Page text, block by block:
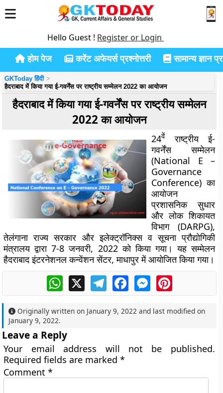
Hello Guest ! Register or Login
होम पेज करेंट अफेयर्स प्रश्नोत्तरी सामान्य ज्ञान
GKToday हिंदी
हैदराबाद में किया गया ई-गवर्नेंस पर राष्ट्रीय सम्मेलन 2022 का आयोजन
हैदराबाद में किया गया ई-गवर्नेंस पर राष्ट्रीय सम्मेलन
2022 का आयोजन
24वेंराष्ट्रीय ई-
गवर्नेंस सम्मेलन
(National E –
Governance
Conference) का
आयोजन
प्रशासनिक सुधार
और लोक शिकायत
विभाग (DARPG),
तेलंगाना राज्य सरकार और इलेक्ट्रॉनिक्स व सूचना प्रौद्योगिकी
मंत्रालय द्वारा 7-8 जनवरी, 2022 को किया गया। यहसम्मेलन
हैदराबाद इंटरनेशनल कन्वेंशन सेंटर, माधापुर में आयोजित किया गया।
WhatsApp
X TelegramFacebookMessengerPinterest
Originally written on January 9, 2022 and last modified on
January 9, 2022.
Leave a Reply
Your email address will not be published.
Required fields are marked*
Comment*